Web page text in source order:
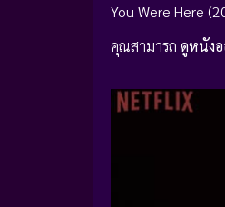
You Were Here
คุณสามารถ ดูหนังอ